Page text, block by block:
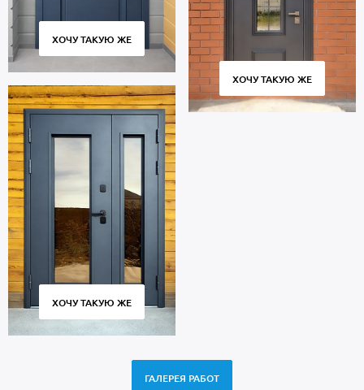
ХОЧУ ТАКУЮ ЖЕ
ХОЧУ ТАКУЮ ЖЕ
ХОЧУ ТАКУЮ ЖЕ
ГАЛЕРЕЯ РАБОТ